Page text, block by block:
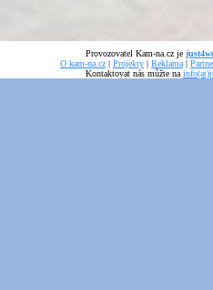
Provozovatel Kam-na.cz je
O kam-na.cz | Projekty | Reklama |
Kontaktovat nás můžte na